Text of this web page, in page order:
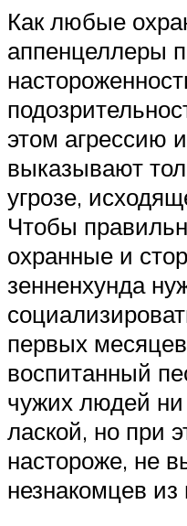
Как любые
аппенцеллеры
этом агрессию
выказывают
угрозе,
Чтобы
охранные и
зенненхунда
первых
воспитанный
чужих людей
лаской, но при
настороже, не
незнакомцев из